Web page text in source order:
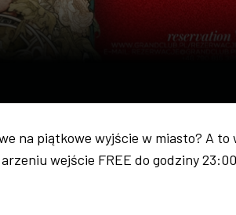
na piątkowe wyjście w miasto? A to
wejście FREE do godziny